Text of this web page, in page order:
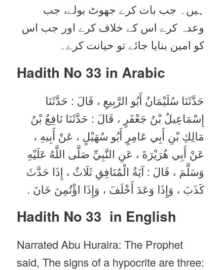
ہیں۔ جب بات کرے جھوٹ بولے، جب
وعدہ کرے اس کے خلاف کرے اور جب اس
کو امین بنایا جائے تو خیانت کرے۔
Hadith No 33 in Arabic
حَدَّثَنَا سُلَيْمَانُ أَبُو الرَّبِيعِ ، قَالَ : حَدَّثَنَا
إِسْمَاعِيلُ بْنُ جَعْفَرٍ ، قَالَ : حَدَّثَنَا نَافِعُ بْنُ
مَالِكِ بْنِ أَبِي عَامِرٍ أَبُو سُهَيْلٍ ، عَنْ أَبِيهِ ،
عَنْ أَبِي هُرَيْرَةَ ، عَنِ النَّبِيِّ صَلَّى اللَّهُ عَلَيْهِ
وَسَلَّمَ ، قَالَ : آيَةُ الْمُنَافِقِ ثَلَاثٌ ، إِذَا حَدَّثَ
كَذَبَ ، وَإِذَا وَعَدَ أَخْلَفَ ، وَإِذَا اؤْتُمِنَ خَانَ .
Hadith No 33 in English
Narrated Abu Huraira: The Prophet
said, The signs of a hypocrite are three: